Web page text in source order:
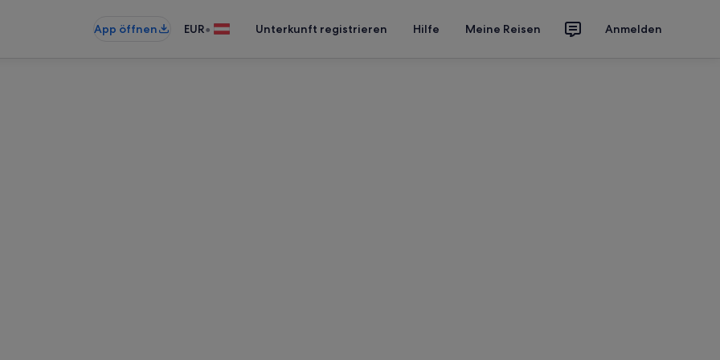
App öffnen EUR• Unterkunft registrieren Hilfe Meine Reisen Anmelden